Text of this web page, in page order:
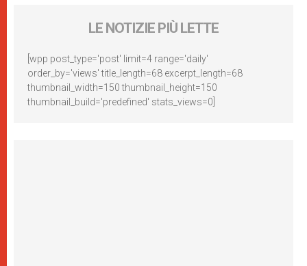
LE NOTIZIE PIÙ LETTE
[wpp post_type='post' limit=4 range='daily'
order_by='views' title_length=68 excerpt_length=68
thumbnail_width=150 thumbnail_height=150
thumbnail_build='predefined' stats_views=0]